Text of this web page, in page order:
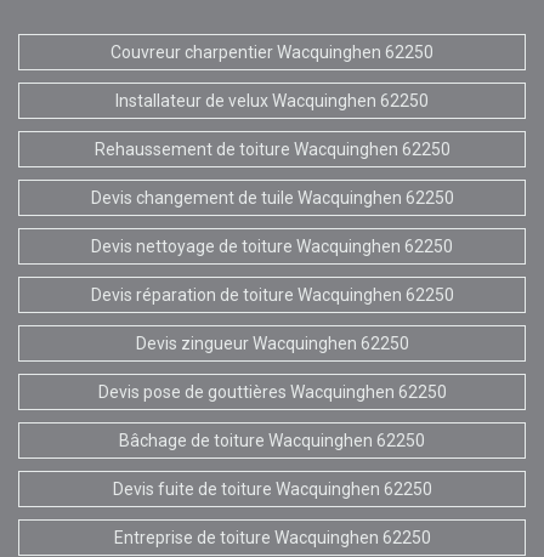
Couvreur charpentier Wacquinghen 62250
Installateur de velux Wacquinghen 62250
Rehaussement de toiture Wacquinghen 62250
Devis changement de tuile Wacquinghen 62250
Devis nettoyage de toiture Wacquinghen 62250
Devis réparation de toiture Wacquinghen 62250
Devis zingueur Wacquinghen 62250
Devis pose de gouttières Wacquinghen 62250
Bâchage de toiture Wacquinghen 62250
Devis fuite de toiture Wacquinghen 62250
Entreprise de toiture Wacquinghen 62250